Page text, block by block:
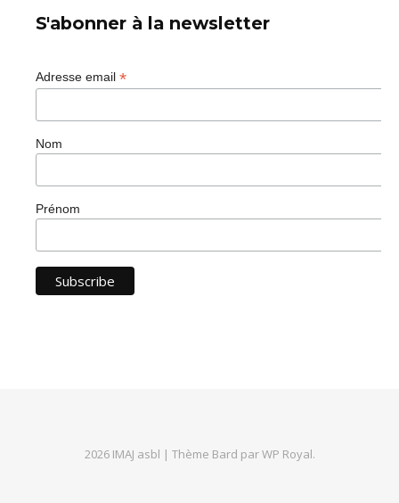
S'abonner à la newsletter
Adresse email *
Nom
Prénom
2026 IMAJ asbl | Thème Bard parWP Royal.